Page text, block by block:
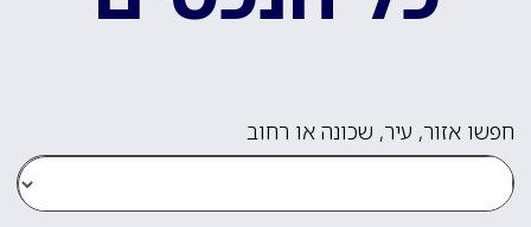
חפשו אזור, עיר, שכונה או רחוב